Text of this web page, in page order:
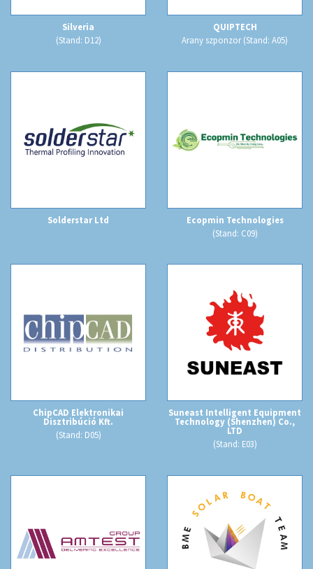
Silveria
(Stand: D12)
QUIPTECH
Arany szponzor (Stand: A05)
Solderstar Ltd
Ecopmin Technologies
(Stand: C09)
ChipCAD Elektronikai
Disztribúció Kft.
(Stand: D05)
Suneast Intelligent Equipment
Technology (Shenzhen) Co.,
LTD
(Stand: E03)